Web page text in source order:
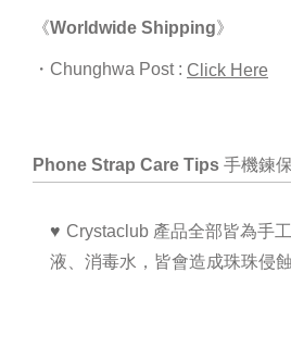
《Worldwide Shipping》
・ Chunghwa Post : Click Here
Phone Strap Care Tips 手機鍊
♥ Crystaclub 產品全部皆為手
液、消毒水，皆會造成珠珠侵